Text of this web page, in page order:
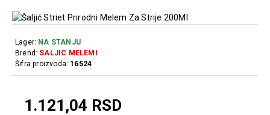
1.121,04 RSD
Lager: NA STANJU
Brend: SALJIC MELEMI
Šifra proizvoda: 16524